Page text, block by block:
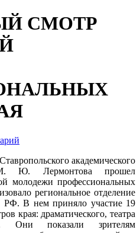
СМОТР
академического
Ю. Лермонтова прошел
молодежи профессиональных
региональное отделение
РФ. В нем приняло участие 19
края: драматического, театра
Они показали зрителям